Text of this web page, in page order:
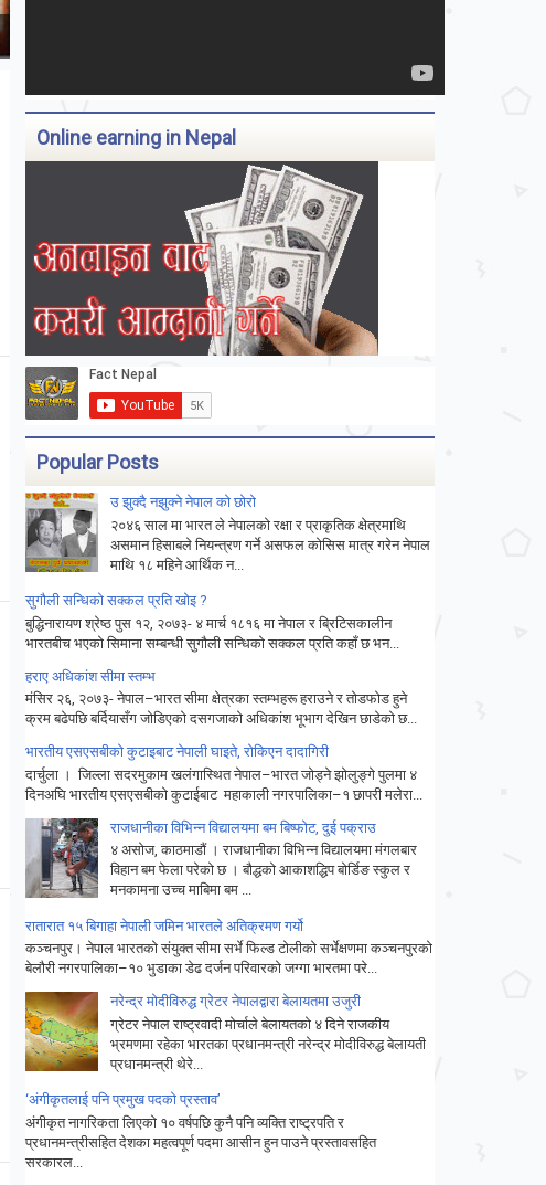
Online earning in Nepal
Popular Posts
उ झुक्दै नझुक्ने नेपाल को छोरो
२०४६ साल मा भारत ले नेपालको रक्षा र प्राकृतिक क्षेत्रमाथि
असमान हिसाबले नियन्त्रण गर्ने असफल कोसिस मात्र गरेन नेपाल
माथि १८ महिने आर्थिक न...
सुगौली सन्धिको सक्कल प्रति खोइ ?
बुद्धिनारायण श्रेष्ठ पुस १२, २०७३- ४ मार्च १८१६ मा नेपाल र ब्रिटिसकालीन
भारतबीच भएको सिमाना सम्बन्धी सुगौली सन्धिको सक्कल प्रति कहाँ छ भन...
हराए अधिकांश सीमा स्तम्भ
मंसिर २६, २०७३- नेपाल–भारत सीमा क्षेत्रका स्तम्भहरू हराउने र तोडफोड हुने
क्रम बढेपछि बर्दियासँग जोडिएको दसगजाको अधिकांश भूभाग देखिन छाडेको छ...
भारतीय एसएसबीकाे कुटाइबाट नेपाली घाइते, राेकिएन दादागिरी
दार्चुला । जिल्ला सदरमुकाम खलंगास्थित नेपाल–भारत जोड्ने झोलुङ्गे पुलमा ४
दिनअघि भारतीय एसएसबीको कुटाईबाट महाकाली नगरपालिका–१ छापरी मलेरा...
राजधानीका विभिन्न विद्यालयमा बम बिष्फोट, दुई पक्राउ
४ असोज, काठमाडौं । राजधानीका विभिन्न विद्यालयमा मंगलबार
विहान बम फेला परेको छ । बौद्धको आकाशद्धिप बोर्डिङ स्कुल र
मनकामना उच्च माबिमा बम ...
रातारात १५ बिगाहा नेपाली जमिन भारतले अतिक्रमण गर्यो
कञ्चनपुर। नेपाल भारतको संयुक्त सीमा सर्भे फिल्ड टोलीको सर्भेक्षणमा कञ्चनपुरको
बेलौरी नगरपालिका–१० भुडाका डेढ दर्जन परिवारको जग्गा भारतमा परे...
नरेन्द्र मोदीविरुद्ध ग्रेटर नेपालद्वारा बेलायतमा उजुरी
ग्रेटर नेपाल राष्ट्रवादी मोर्चाले बेलायतको ४ दिने राजकीय
भ्रमणमा रहेका भारतका प्रधानमन्त्री नरेन्द्र मोदीविरुद्ध बेलायती
प्रधानमन्त्री थेरे...
‘अंगीकृतलाई पनि प्रमुख पदको प्रस्ताव’
अंगीकृत नागरिकता लिएको १० वर्षपछि कुनै पनि व्यक्ति राष्ट्रपति र
प्रधानमन्त्रीसहित देशका महत्वपूर्ण पदमा आसीन हुन पाउने प्रस्तावसहित
सरकारल...